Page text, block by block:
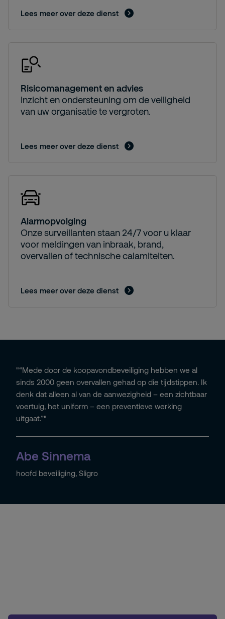
Lees meer over deze dienst
Risicomanagement en advies
Inzicht en ondersteuning om de veiligheid
van uw organisatie te vergroten.
Lees meer over deze dienst
Alarmopvolging
Onze surveillanten staan 24/7 voor u klaar
voor meldingen van inbraak, brand,
overvallen of technische calamiteiten.
Lees meer over deze dienst
"“Mede door de koopavondbeveiliging hebben we al
sinds 2000 geen overvallen gehad op die tijdstippen. Ik
denk dat alleen al van de aanwezigheid – een zichtbaar
voertuig, het uniform – een preventieve werking
uitgaat.”"
Abe Sinnema
hoofd beveiliging, Sligro